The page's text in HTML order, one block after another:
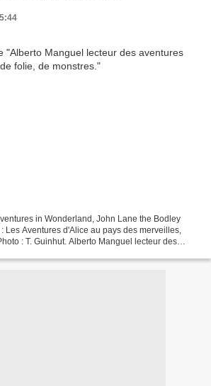
in Wonderland, John Lane the Bodley
Les Aventures d'Alice au pays des merveilles,
: T. Guinhut. Alberto Manguel lecteur des